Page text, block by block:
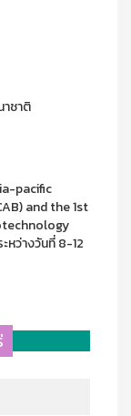
าชาติ
pacific
and the 1st
หว่างวันที่ 8-12